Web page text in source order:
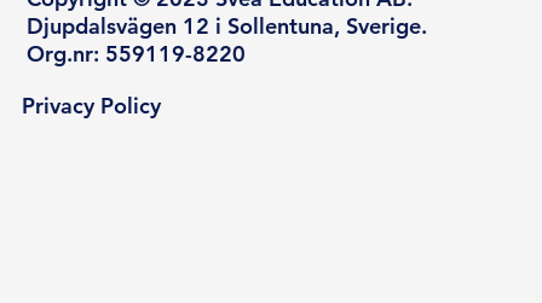
Djupdalsvägen 12 i Sollentuna, Sverige.
Org.nr: 559119-8220
Privacy Policy